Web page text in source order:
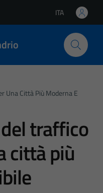
Lingua attiva:
ITA
Una Città Più Moderna E
traffico
città più